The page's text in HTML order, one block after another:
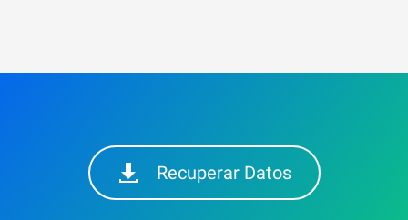
Recuperar Datos